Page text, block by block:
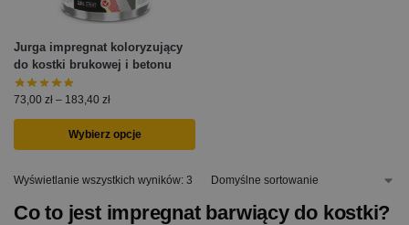
Jurga impregnat koloryzujący
do kostki brukowej i betonu
73,00 zł – 183,40 zł
Wybierz opcje
Wyświetlanie wszystkich wyników: 3
Co to jest impregnat barwiący do kostki?